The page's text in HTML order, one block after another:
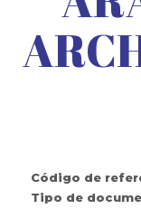
Código de
Tipo de